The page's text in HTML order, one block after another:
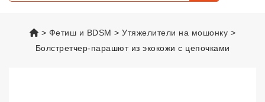
vsexshop.ru
Фетиш и BDSM
Утяжелители на мошонку
Болстретчер-парашют из экокожи с цепочками